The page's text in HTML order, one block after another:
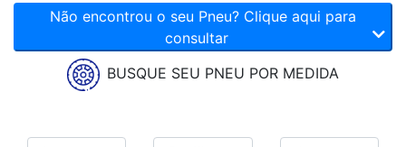
Não encontrou o seu Pneu? Clique aqui para
consultar
BUSQUE SEU PNEU POR MEDIDA